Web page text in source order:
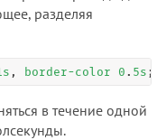
разделяя
s , border-color 0 . 5s ;
в течение одной